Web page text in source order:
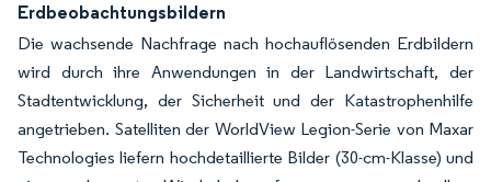
Erdbeobachtungsbildern
Die wachsende Nachfrage nach hochauflösenden Erdbildern
wird durch ihre Anwendungen in der Landwirtschaft, der
Stadtentwicklung, der Sicherheit und der Katastrophenhilfe
angetrieben. Satelliten der WorldView Legion-Serie von Maxar
Technologies liefern hochdetaillierte Bilder (30-cm-Klasse) und